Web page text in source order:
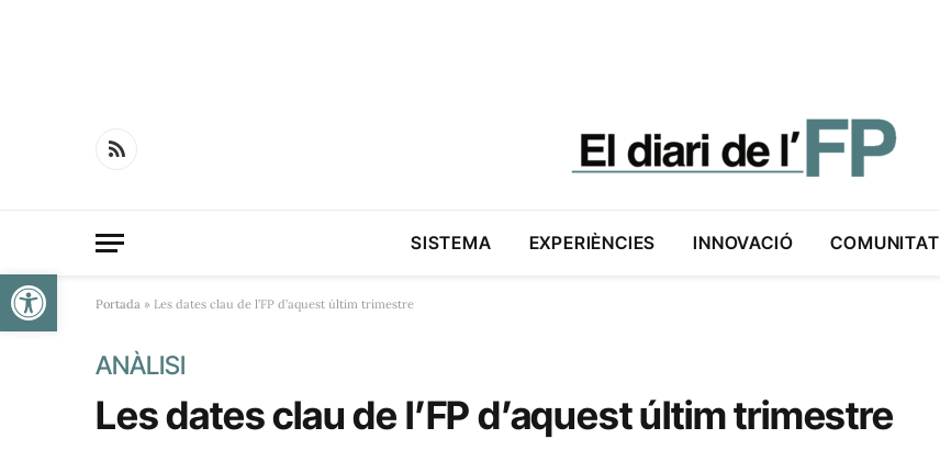
Obre la barra d'eines
RSS
SISTEMA EXPERIÈNCIES INNOVACIÓ COMUNITAT
Portada » Les dates clau de l’FP d’aquest últim trimestre
ANÀLISI
Les dates clau de l’FP d’aquest últim trimestre